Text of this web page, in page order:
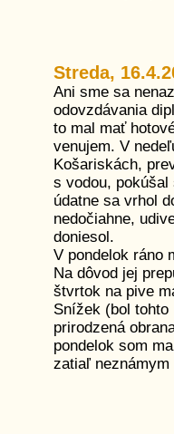
Streda,
Ani sme sa
odovzdávania
to mal mať
venujem. V
Košariskách,
s vodou,
údatne sa vrhol
nedočiahne,
doniesol.
V pondelok ráno
Na dôvod jej
štvrtok na pive
Snížek (bol
prirodzená
pondelok som
zatiaľ neznámym